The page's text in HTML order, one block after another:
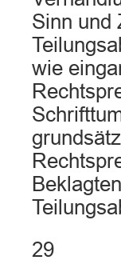
Sinn und
wie
29